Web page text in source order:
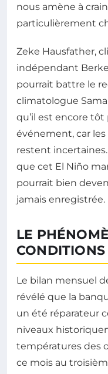
nous amène à
particulièrement
Zeke Hausfather,
indépendant
pourrait battre le
climatologue
qu’il est encore
événement, car
restent
que cet El Niño
pourrait bien
jamais enregistrée.
LE
Le bilan mensuel
révélé que la
un été réparateur
niveaux
températures des
ce mois au